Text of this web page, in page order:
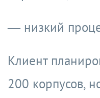
— низкий
Клиент
200 корпусов,